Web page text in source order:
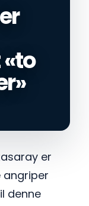
er
angriper
denne